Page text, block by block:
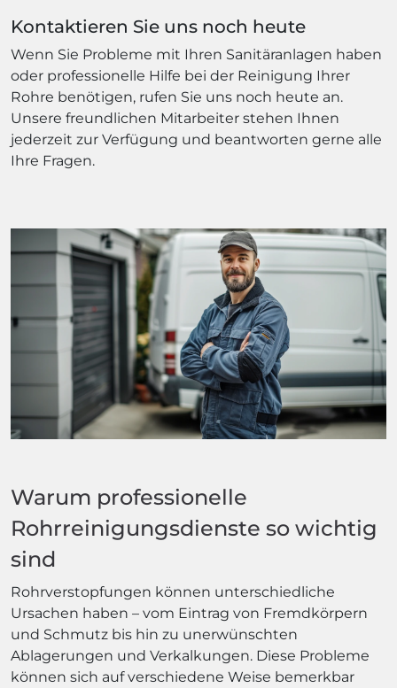
Kontaktieren Sie uns noch heute
Wenn Sie Probleme mit Ihren Sanitäranlagen haben
oder professionelle Hilfe bei der Reinigung Ihrer
Rohre benötigen, rufen Sie uns noch heute an.
Unsere freundlichen Mitarbeiter stehen Ihnen
jederzeit zur Verfügung und beantworten gerne alle
Ihre Fragen.
Warum professionelle
Rohrreinigungsdienste so wichtig
sind
Rohrverstopfungen können unterschiedliche
Ursachen haben – vom Eintrag von Fremdkörpern
und Schmutz bis hin zu unerwünschten
Ablagerungen und Verkalkungen. Diese Probleme
können sich auf verschiedene Weise bemerkbar